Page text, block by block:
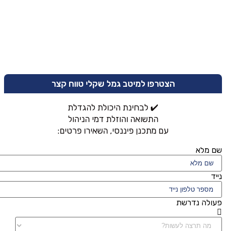
הצטרפו למיטב גמל שקלי טווח קצר
✔️ לבחינת היכולת להגדלת
התשואה והוזלת דמי הניהול
עם מתכנן פיננסי, השאירו פרטים:
שם מלא
נייד
פעולה נדרשת